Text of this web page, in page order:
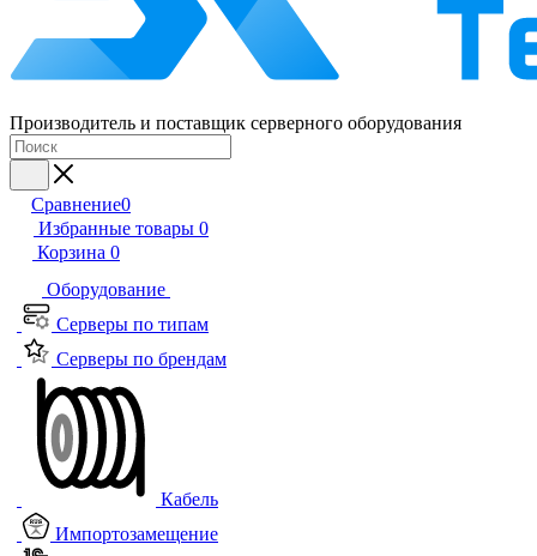
Производитель и поставщик серверного оборудования
Сравнение0
Избранные товары 0
Корзина 0
Оборудование
Серверы по типам
Серверы по брендам
Кабель
Импортозамещение